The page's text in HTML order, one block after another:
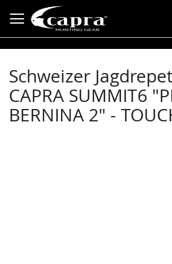
zum
Inhalt
Schweizer
CAPRA SUMMIT6
BERNINA 2" -